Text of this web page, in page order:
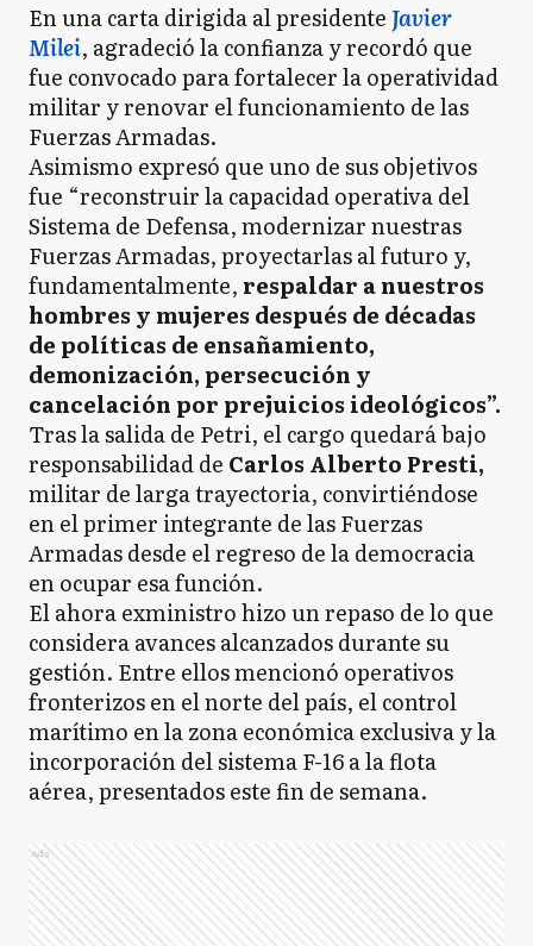
En una carta dirigida al presidente Javier
Milei, agradeció la confianza y recordó que
fue convocado para fortalecer la operatividad
militar y renovar el funcionamiento de las
Fuerzas Armadas.
Asimismo expresó que uno de sus objetivos
fue “reconstruir la capacidad operativa del
Sistema de Defensa, modernizar nuestras
Fuerzas Armadas, proyectarlas al futuro y,
fundamentalmente, respaldar a nuestros
hombres y mujeres después de décadas
de políticas de ensañamiento,
demonización, persecución y
cancelación por prejuicios ideológicos”.
Tras la salida de Petri, el cargo quedará bajo
responsabilidad de Carlos Alberto Presti,
militar de larga trayectoria, convirtiéndose
en el primer integrante de las Fuerzas
Armadas desde el regreso de la democracia
en ocupar esa función.
El ahora exministro hizo un repaso de lo que
considera avances alcanzados durante su
gestión. Entre ellos mencionó operativos
fronterizos en el norte del país, el control
marítimo en la zona económica exclusiva y la
incorporación del sistema F-16 a la flota
aérea, presentados este fin de semana.
Ads